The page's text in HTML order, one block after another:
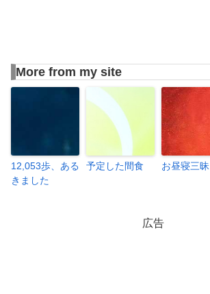
More from my site
12,053歩、ある
きました
予定した間食 お昼寝三昧
広告